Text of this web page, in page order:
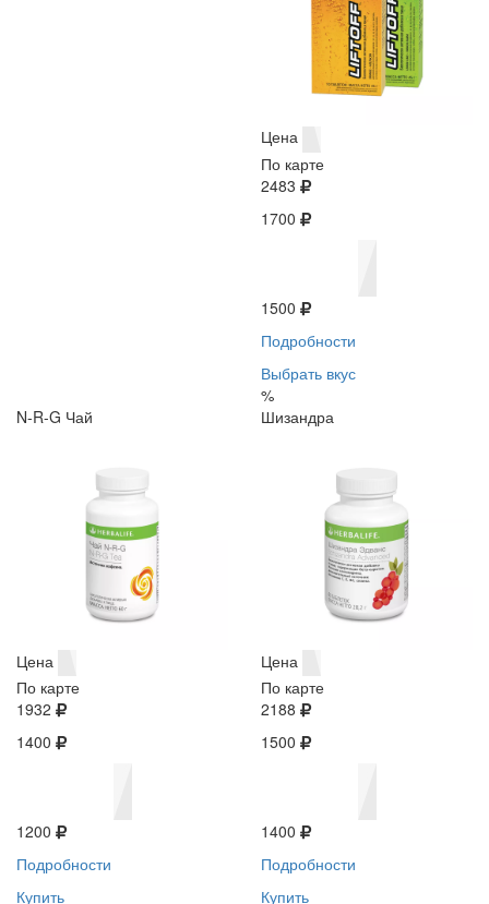
Цена
По карте
2483
1700
1500
Подробности
Выбрать вкус
%
N-R-G Чай
Цена
По карте
1932
1400
1200
Подробности
Купить
Шизандра
Цена
По карте
2188
1500
1400
Подробности
Купить